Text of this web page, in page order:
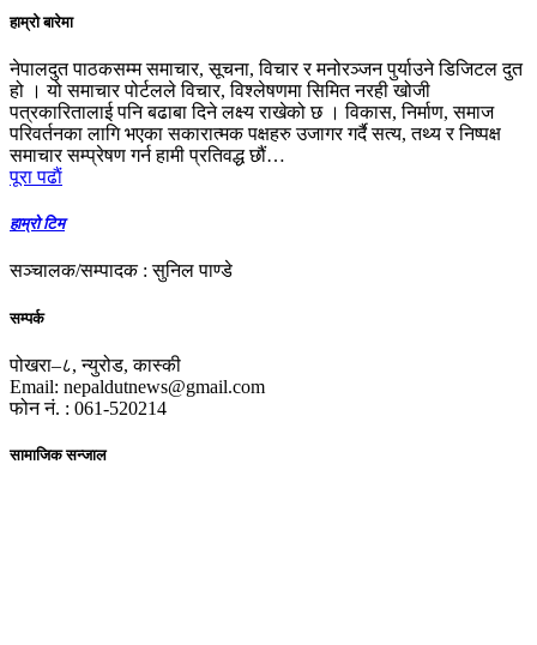
हाम्रो बारेमा
नेपालदुत पाठकसम्म समाचार, सूचना, विचार र मनोरञ्जन पुर्याउने डिजिटल दुत
हो । यो समाचार पोर्टलले विचार, विश्लेषणमा सिमित नरही खोजी
पत्रकारितालाई पनि बढाबा दिने लक्ष्य राखेको छ । विकास, निर्माण, समाज
परिवर्तनका लागि भएका सकारात्मक पक्षहरु उजागर गर्दै सत्य, तथ्य र निष्पक्ष
समाचार सम्प्रेषण गर्न हामी प्रतिवद्ध छौं…
पूरा पढाैं
हाम्रो टिम
सञ्चालक/सम्पादक : सुनिल पाण्डे
सम्पर्क
पोखरा–८, न्युरोड, कास्की
Email: nepaldutnews@gmail.com
फोन नं. : 061-520214
सामाजिक सन्जाल